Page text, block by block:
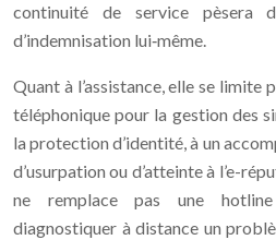
continuité de service pèsera
d’indemnisation lui‑même.
Quant à l’assistance, elle se limite
téléphonique pour la gestion des
la protection d’identité, à un
d’usurpation ou d’atteinte à l’e-
ne remplace pas une
diagnostiquer à distance un